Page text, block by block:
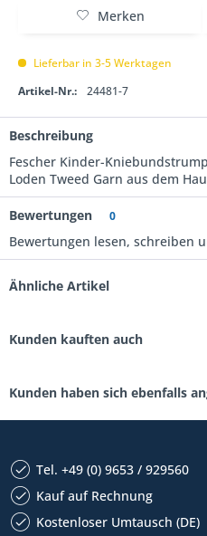
Merken
Lieferbar in 3-5 Werktagen
Artikel-Nr.:
24481-7
Beschreibung
Fescher Kinder-
Loden Tweed Garn aus dem
Bewertungen 0
Bewertungen lesen, schreiben
Ähnliche Artikel
Kunden kauften auch
Kunden haben sich ebenfalls
Tel. +49 (0) 9653 / 929560
Kauf auf Rechnung
Kostenloser Umtausch (DE)